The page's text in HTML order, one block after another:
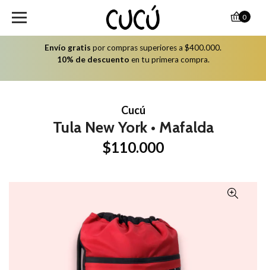
Envío gratis por compras superiores a $400.000.
10% de descuento en tu primera compra.
0
Cucú
Tula New York • Mafalda
$110.000